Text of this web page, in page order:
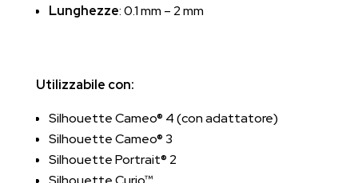
Lunghezze: 0.1 mm – 2 mm
Utilizzabile con:
Silhouette Cameo® 4 (con adattatore)
Silhouette Cameo® 3
Silhouette Portrait® 2